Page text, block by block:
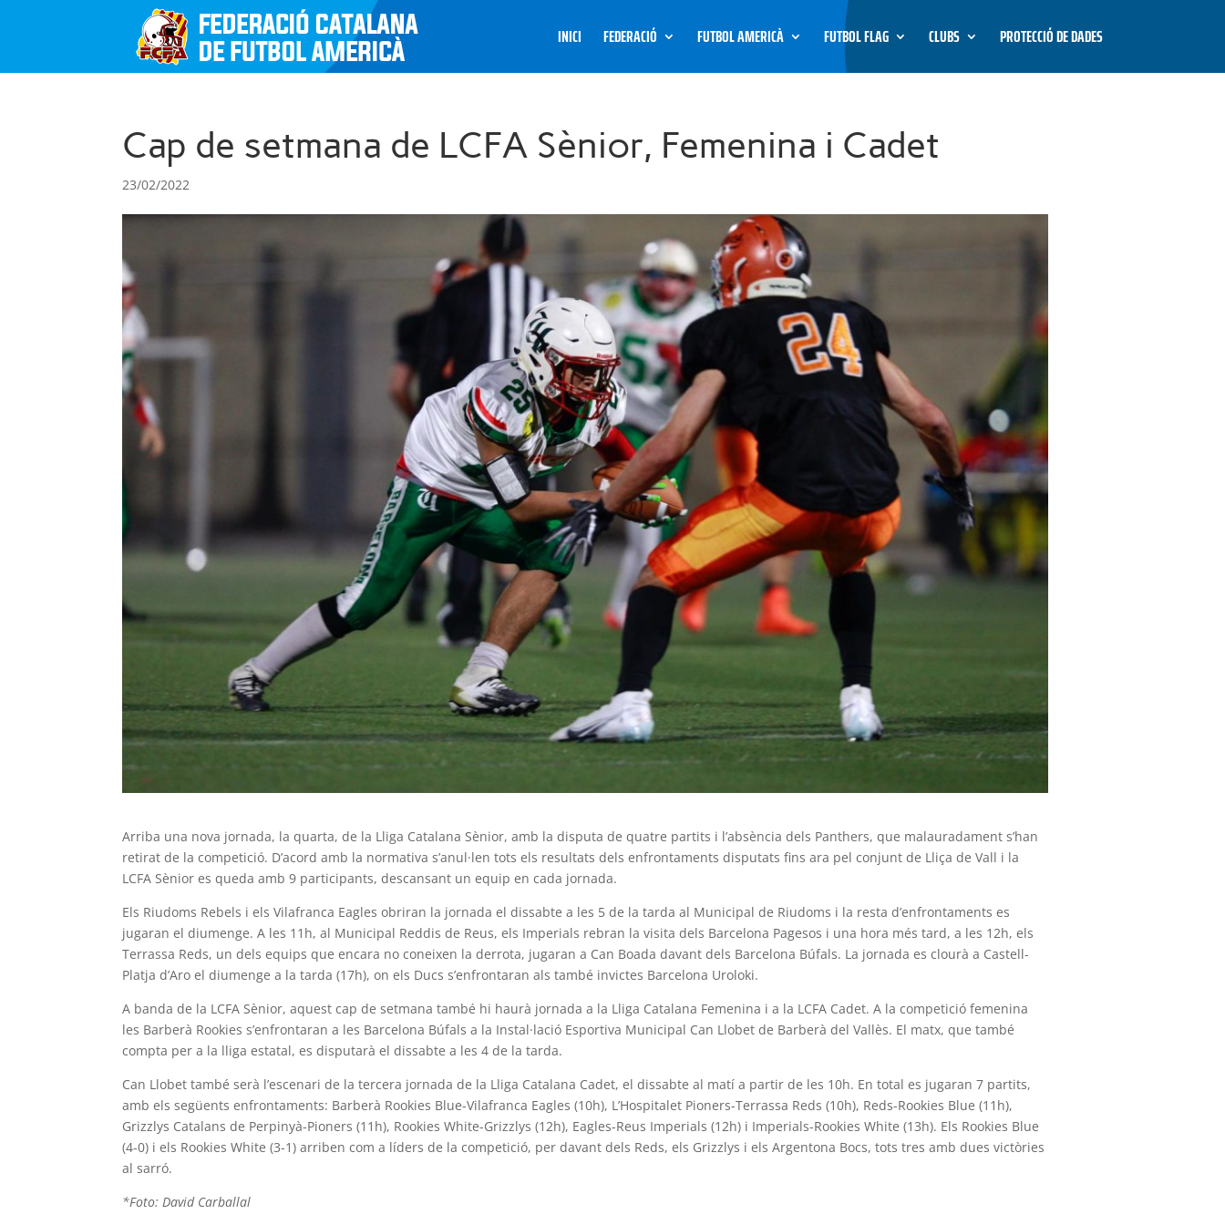
INICI FEDERACIÓ FUTBOL AMERICÀ FUTBOL FLAG CLUBS PROTECCIÓ DE DADES
Cap de setmana de LCFA Sènior, Femenina i Cadet
23/02/2022
Arriba una nova jornada, la quarta, de la Lliga Catalana Sènior, amb la disputa de quatre partits i l’absència dels Panthers, que malauradament s’han
retirat de la competició. D’acord amb la normativa s’anul·len tots els resultats dels enfrontaments disputats fins ara pel conjunt de Lliça de Vall i la
LCFA Sènior es queda amb 9 participants, descansant un equip en cada jornada.
Els Riudoms Rebels i els Vilafranca Eagles obriran la jornada el dissabte a les 5 de la tarda al Municipal de Riudoms i la resta d’enfrontaments es
jugaran el diumenge. A les 11h, al Municipal Reddis de Reus, els Imperials rebran la visita dels Barcelona Pagesos i una hora més tard, a les 12h, els
Terrassa Reds, un dels equips que encara no coneixen la derrota, jugaran a Can Boada davant dels Barcelona Búfals. La jornada es clourà a Castell-
Platja d’Aro el diumenge a la tarda (17h), on els Ducs s’enfrontaran als també invictes Barcelona Uroloki.
A banda de la LCFA Sènior, aquest cap de setmana també hi haurà jornada a la Lliga Catalana Femenina i a la LCFA Cadet. A la competició femenina
les Barberà Rookies s’enfrontaran a les Barcelona Búfals a la Instal·lació Esportiva Municipal Can Llobet de Barberà del Vallès. El matx, que també
compta per a la lliga estatal, es disputarà el dissabte a les 4 de la tarda.
Can Llobet també serà l’escenari de la tercera jornada de la Lliga Catalana Cadet, el dissabte al matí a partir de les 10h. En total es jugaran 7 partits,
amb els següents enfrontaments: Barberà Rookies Blue-Vilafranca Eagles (10h), L’Hospitalet Pioners-Terrassa Reds (10h), Reds-Rookies Blue (11h),
Grizzlys Catalans de Perpinyà-Pioners (11h), Rookies White-Grizzlys (12h), Eagles-Reus Imperials (12h) i Imperials-Rookies White (13h). Els Rookies Blue
(4-0) i els Rookies White (3-1) arriben com a líders de la competició, per davant dels Reds, els Grizzlys i els Argentona Bocs, tots tres amb dues victòries
al sarró.
*Foto: David Carballal